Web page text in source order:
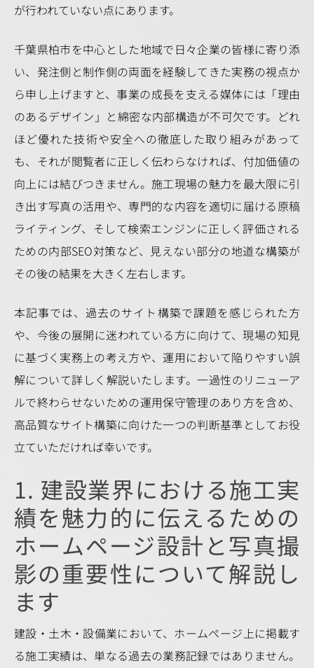
が行われていない点にあります。
千葉県柏市を中心とした地域で日々企業の皆様に寄り添
い、発注側と制作側の両面を経験してきた実務の視点か
ら申し上げますと、事業の成長を支える媒体には「理由
のあるデザイン」と綿密な内部構造が不可欠です。どれ
ほど優れた技術や安全への徹底した取り組みがあって
も、それが閲覧者に正しく伝わらなければ、付加価値の
向上には結びつきません。施工現場の魅力を最大限に引
き出す写真の活用や、専門的な内容を適切に届ける原稿
ライティング、そして検索エンジンに正しく評価される
ための内部SEO対策など、見えない部分の地道な構築が
その後の結果を大きく左右します。
本記事では、過去のサイト構築で課題を感じられた方
や、今後の展開に迷われている方に向けて、現場の知見
に基づく実務上の考え方や、運用において陥りやすい誤
解について詳しく解説いたします。一過性のリニューア
ルで終わらせないための運用保守管理のあり方を含め、
高品質なサイト構築に向けた一つの判断基準としてお役
立ていただければ幸いです。
1. 建設業界における施工実
績を魅力的に伝えるための
ホームページ設計と写真撮
影の重要性について解説し
ます
建設・土木・設備業において、ホームページ上に掲載す
る施工実績は、単なる過去の業務記録ではありません。